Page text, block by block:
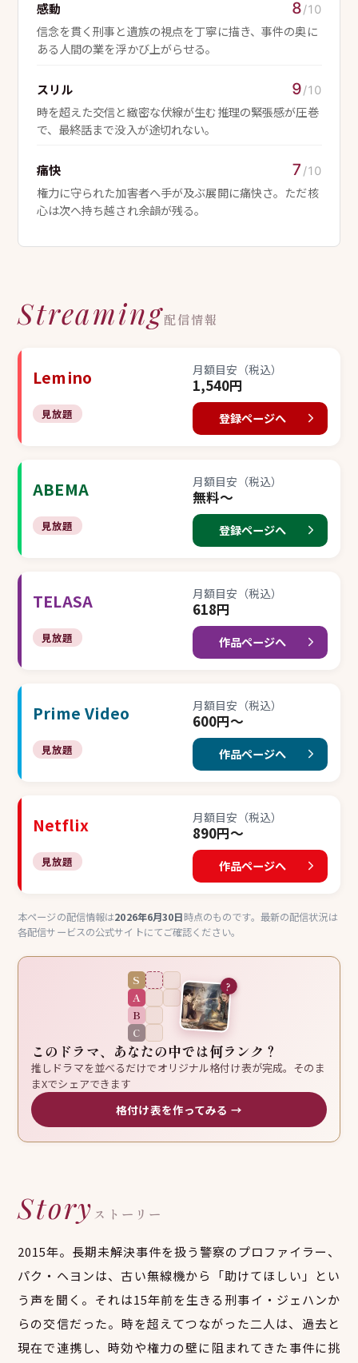
感動 8/10
信念を貫く刑事と遺族の視点を丁寧に描き、事件の奥に
ある人間の業を浮かび上がらせる。
スリル 9/10
時を超えた交信と緻密な伏線が生む推理の緊張感が圧巻
で、最終話まで没入が途切れない。
痛快 7 /10
権力に守られた加害者へ手が及ぶ展開に痛快さ。ただ核
心は次へ持ち越され余韻が残る。
Streaming配信情報
Lemino
見放題
月額目安（税込）
1,540円
登録ページへ
ABEMA
見放題
月額目安（税込）
無料〜
登録ページへ
TELASA
見放題
月額目安（税込）
618円
作品ページへ
Prime Video
見放題
月額目安（税込）
600円〜
作品ページへ
Netflix
見放題
月額目安（税込）
890円〜
作品ページへ
本ページの配信情報は2026年6月30日時点のものです。最新の配信状況は
各配信サービスの公式サイトにてご確認ください。
S
A
B
C
?
このドラマ、あなたの中では何ランク？
推しドラマを並べるだけでオリジナル格付け表が完成。そのま
まXでシェアできます
格付け表を作ってみる →
Story ストーリー
2015年。長期未解決事件を扱う警察のプロファイラー、
パク・ヘヨンは、古い無線機から「助けてほしい」とい
う声を聞く。それは15年前を生きる刑事イ・ジェハンか
らの交信だった。時を超えてつながった二人は、過去と
現在で連携し、時効や権力の壁に阻まれてきた事件に挑